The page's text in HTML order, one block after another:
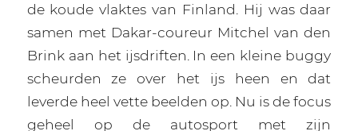
de koude vlaktes van Finland. Hij was daar
samen met Dakar-coureur Mitchel van den
Brink aan het ijsdriften. In een kleine buggy
scheurden ze over het ijs heen en dat
leverde heel vette beelden op. Nu is de focus
geheel op de autosport met zijn